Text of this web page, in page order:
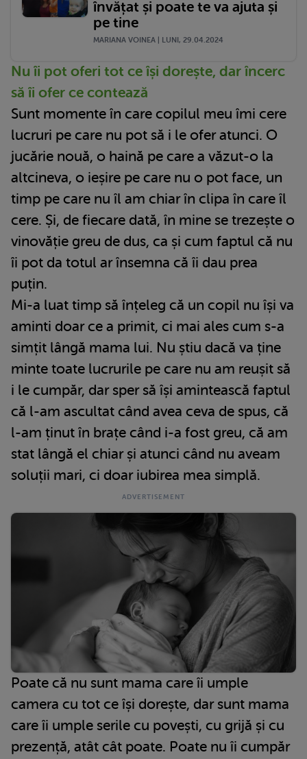
învățat și poate te va ajuta și
pe tine
MARIANA VOINEA | LUNI, 29.04.2024
Nu îi pot oferi tot ce își dorește, dar încerc
să îi ofer ce contează
Sunt momente în care copilul meu îmi cere
lucruri pe care nu pot să i le ofer atunci. O
jucărie nouă, o haină pe care a văzut-o la
altcineva, o ieșire pe care nu o pot face, un
timp pe care nu îl am chiar în clipa în care îl
cere. Și, de fiecare dată, în mine se trezește o
vinovăție greu de dus, ca și cum faptul că nu
îi pot da totul ar însemna că îi dau prea
puțin.
Mi-a luat timp să înțeleg că un copil nu își va
aminti doar ce a primit, ci mai ales cum s-a
simțit lângă mama lui. Nu știu dacă va ține
minte toate lucrurile pe care nu am reușit să
i le cumpăr, dar sper să își amintească faptul
că l-am ascultat când avea ceva de spus, că
l-am ținut în brațe când i-a fost greu, că am
stat lângă el chiar și atunci când nu aveam
soluții mari, ci doar iubirea mea simplă.
Poate că nu sunt mama care îi umple
camera cu tot ce își dorește, dar sunt mama
care îi umple serile cu povești, cu grijă și cu
prezență, atât cât poate. Poate nu îi cumpăr